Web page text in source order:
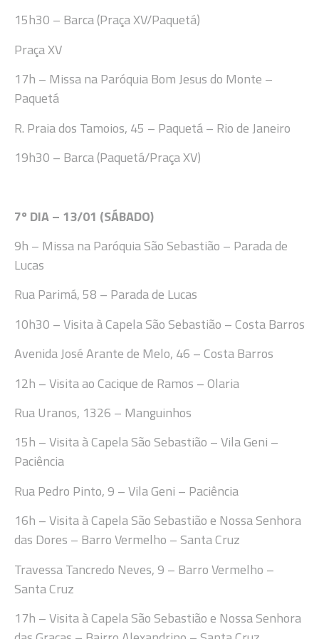
15h30 – Barca (Praça XV/Paquetá)
Praça XV
17h – Missa na Paróquia Bom Jesus do Monte –
Paquetá
R. Praia dos Tamoios, 45 – Paquetá – Rio de Janeiro
19h30 – Barca(Paquetá/Praça XV)
7º DIA – 13/01 (SÁBADO)
9h – Missa naParóquia São Sebastião – Parada de
Lucas
Rua Parimá, 58 – Parada de Lucas
10h30 – Visita à Capela São Sebastião – Costa Barros
Avenida José Arante de Melo, 46 – Costa Barros
12h – Visita ao Cacique de Ramos – Olaria
RuaUranos, 1326 – Manguinhos
15h – Visita à Capela São Sebastião – Vila Geni –
Paciência
Rua Pedro Pinto, 9 – Vila Geni – Paciência
16h –Visita à Capela São Sebastião e Nossa Senhora
das Dores – Barro Vermelho – Santa Cruz
Travessa Tancredo Neves, 9 – Barro Vermelho –
Santa Cruz
17h – Visita à Capela São Sebastião e Nossa Senhora